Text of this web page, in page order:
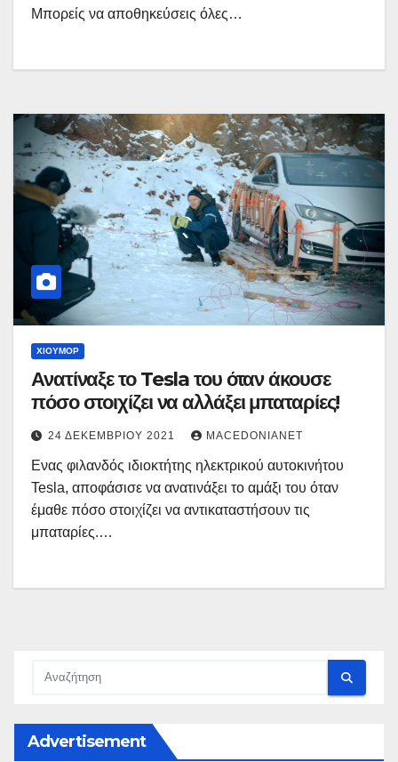
Μπορείς να αποθηκεύσεις όλες…
ΧΙΟΎΜΟΡ
Ανατίναξε το Tesla του όταν άκουσε
πόσο στοιχίζει να αλλάξει μπαταρίες!
24 ΔΕΚΕΜΒΡΊΟΥ 2021 MACEDONIANET
Ενας φιλανδός ιδιοκτήτης ηλεκτρικού αυτοκινήτου
Tesla, αποφάσισε να ανατινάξει το αμάξι του όταν
έμαθε πόσο στοιχίζει να αντικαταστήσουν τις
μπαταρίες.…
Advertisement